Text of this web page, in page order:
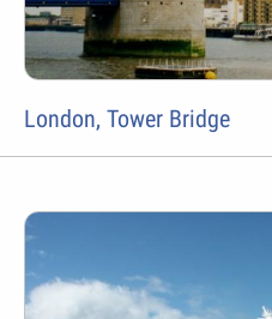
London, Tower Bridge